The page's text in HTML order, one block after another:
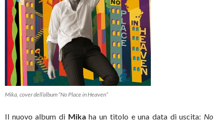
Mika, cover dell’album “No Place in Heaven”
Il nuovo album di Mikaha un titolo e una data di uscita: No